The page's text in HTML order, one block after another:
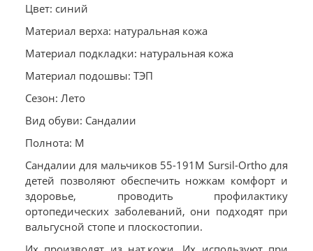
Цвет: синий
Материал верха: натуральная кожа
Материал подкладки: натуральная кожа
Материал подошвы: ТЭП
Сезон: Лето
Вид обуви: Сандалии
Полнота: M
Сандалии для мальчиков 55-191M Sursil-Ortho для
детей позволяют обеспечить ножкам комфорт и
здоровье, проводить профилактику
ортопедических заболеваний, они подходят при
вальгусной стопе и плоскостопии.